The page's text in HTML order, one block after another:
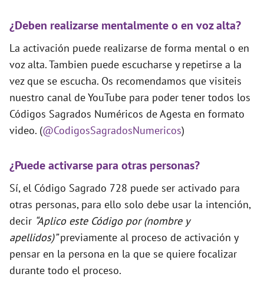
¿Deben realizarse mentalmente o en voz alta?
La activación puede realizarse de forma mental o en
voz alta. Tambien puede escucharse y repetirse a la
vez que se escucha. Os recomendamos que visiteis
nuestro canal de YouTube para poder tener todos los
Códigos Sagrados Numéricos de Agesta en formato
video. (@CodigosSagradosNumericos)
¿Puede activarse para otras personas?
Sí, el Código Sagrado 728 puede ser activado para
otras personas, para ello solo debe usar la intención,
decir “Aplico este Código por (nombre y
apellidos)”previamente al proceso de activación y
pensar en la persona en la que se quiere focalizar
durante todo el proceso.